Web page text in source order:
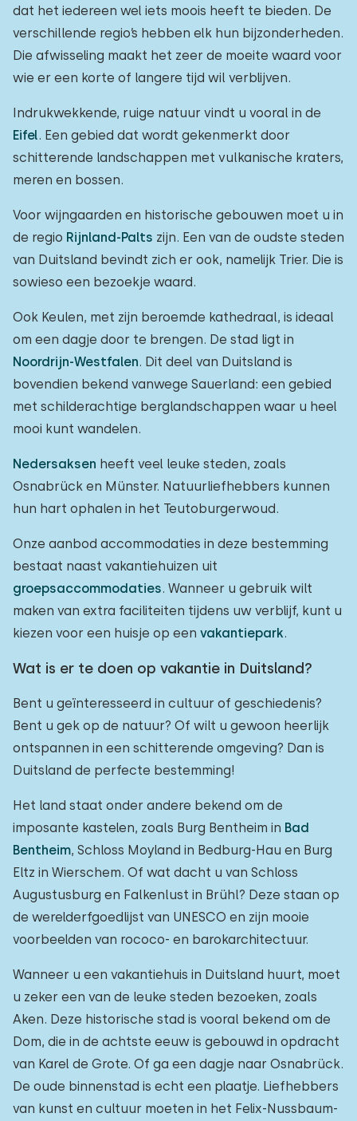
dat het iedereen wel iets moois heeft te bieden. De
verschillende regio’s hebben elk hun bijzonderheden.
Die afwisseling maakt het zeer de moeite waard voor
wie er een korte of langere tijd wil verblijven.
Indrukwekkende, ruige natuur vindt u vooral in de
Eifel. Een gebied dat wordt gekenmerkt door
schitterende landschappen met vulkanische kraters,
meren en bossen.
Voor wijngaarden en historische gebouwen moet u in
de regio Rijnland-Palts zijn. Een van de oudste steden
van Duitsland bevindt zich er ook, namelijk Trier. Die is
sowieso een bezoekje waard.
Ook Keulen, met zijn beroemde kathedraal, is ideaal
om een dagje door te brengen. De stad ligt in
Noordrijn-Westfalen. Dit deel van Duitsland is
bovendien bekend vanwege Sauerland: een gebied
met schilderachtige berglandschappen waar u heel
mooi kunt wandelen.
Nedersaksen heeft veel leuke steden, zoals
Osnabrück en Münster. Natuurliefhebbers kunnen
hun hart ophalen in het Teutoburgerwoud.
Onze aanbod accommodaties in deze bestemming
bestaat naast vakantiehuizen uit
groepsaccommodaties. Wanneer u gebruik wilt
maken van extra faciliteiten tijdens uw verblijf, kunt u
kiezen voor een huisje op een vakantiepark.
Wat is er te doen op vakantie in Duitsland?
Bent u geïnteresseerd in cultuur of geschiedenis?
Bent u gek op de natuur? Of wilt u gewoon heerlijk
ontspannen in een schitterende omgeving? Dan is
Duitsland de perfecte bestemming!
Het land staat onder andere bekend om de
imposante kastelen, zoals Burg Bentheim in Bad
Bentheim, Schloss Moyland in Bedburg-Hau en Burg
Eltz in Wierschem. Of wat dacht u van Schloss
Augustusburg en Falkenlust in Brühl? Deze staan op
de werelderfgoedlijst van UNESCO en zijn mooie
voorbeelden van rococo- en barokarchitectuur.
Wanneer u een vakantiehuis in Duitsland huurt, moet
u zeker een van de leuke steden bezoeken, zoals
Aken. Deze historische stad is vooral bekend om de
Dom, die in de achtste eeuw is gebouwd in opdracht
van Karel de Grote. Of ga een dagje naar Osnabrück.
De oude binnenstad is echt een plaatje. Liefhebbers
van kunst en cultuur moeten in het Felix-Nussbaum-